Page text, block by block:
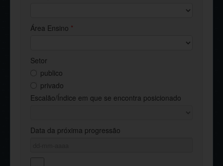
Área Ensino *
Setor
publico
privado
Escalão/Índice em que se encontra posicionado
Data da próxima progressão
...